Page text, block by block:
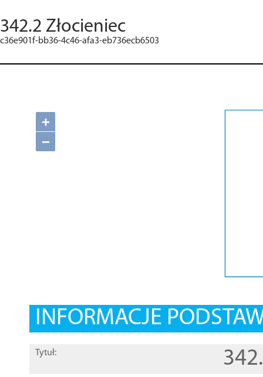
342.2 Złocieniec
c36e901f-bb36-4c46-afa3-eb736ecb6503
+
−
INFORMACJE
Tytuł: